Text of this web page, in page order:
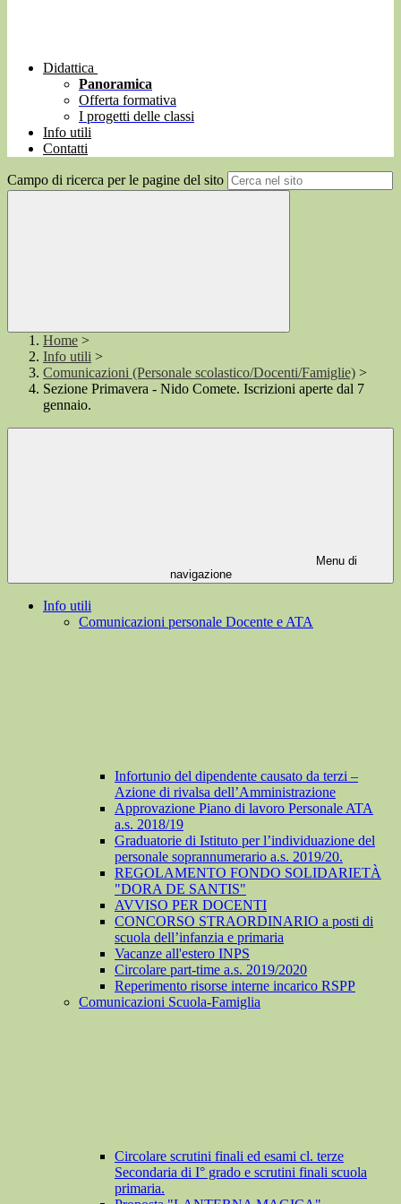
Didattica
Panoramica
Offerta formativa
I progetti delle classi
Info utili
Contatti
Campo di ricerca per le pagine del sito
Home >
Info utili >
Comunicazioni (Personale scolastico/Docenti/Famiglie) >
Sezione Primavera - Nido Comete. Iscrizioni aperte dal 7
gennaio.
Menu di
navigazione
Info utili
Comunicazioni personale Docente e ATA
Infortunio del dipendente causato da terzi –
Azione di rivalsa dell’Amministrazione
Approvazione Piano di lavoro Personale ATA
a.s. 2018/19
Graduatorie di Istituto per l’individuazione del
personale soprannumerario a.s. 2019/20.
REGOLAMENTO FONDO SOLIDARIETÀ
"DORA DE SANTIS"
AVVISO PER DOCENTI
CONCORSO STRAORDINARIO a posti di
scuola dell’infanzia e primaria
Vacanze all'estero INPS
Circolare part-time a.s. 2019/2020
Reperimento risorse interne incarico RSPP
Comunicazioni Scuola-Famiglia
Circolare scrutini finali ed esami cl. terze
Secondaria di I° grado e scrutini finali scuola
primaria.